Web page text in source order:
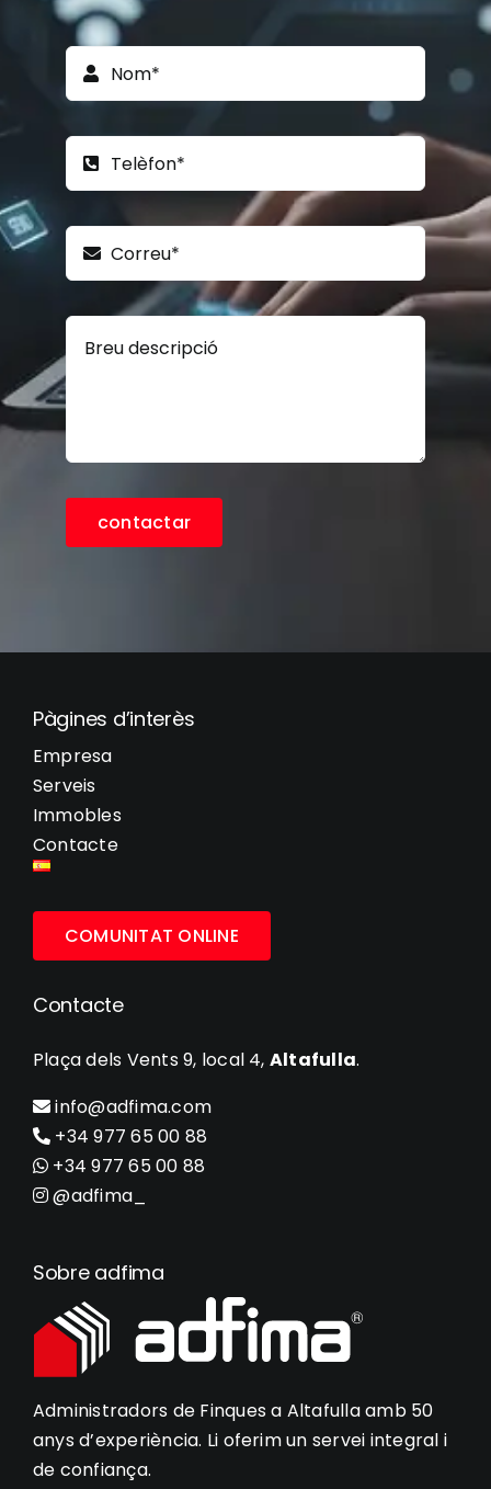
contactar
Pàgines d’interès
Empresa
Serveis
Immobles
Contacte
COMUNITAT ONLINE
Contacte
Plaça dels Vents 9, local 4, Altafulla.
info@adfima.com
+34 977 65 00 88
+34 977 65 00 88
@adfima_
Sobre adfima
Administradors de Finques a Altafulla amb 50
anys d’experiència. Li oferim un servei integral i
de confiança.